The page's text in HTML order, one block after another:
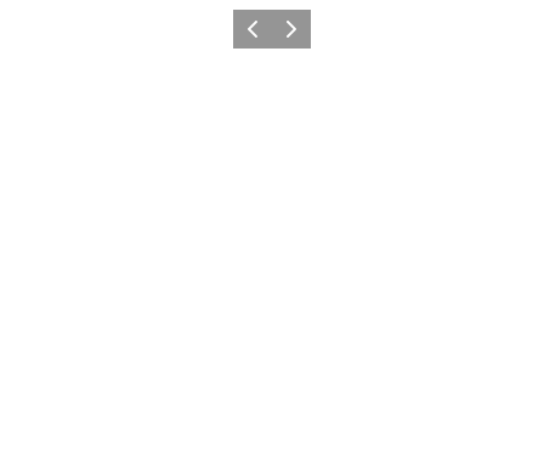
Forrige billede
Næste billede